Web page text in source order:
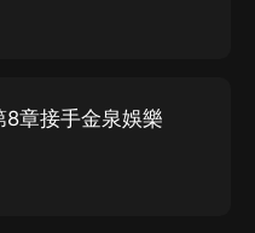
章接手金泉娛樂